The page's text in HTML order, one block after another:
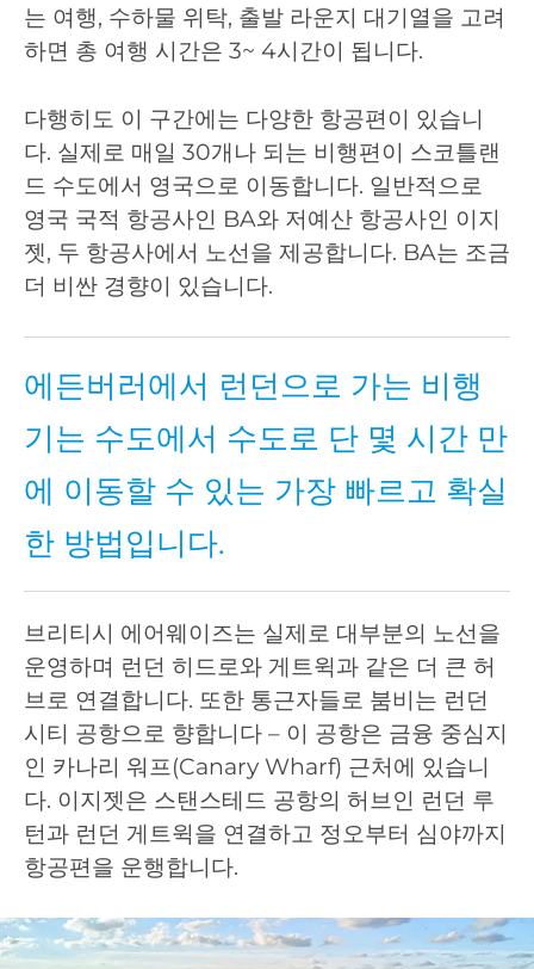
는 여행, 수하물 위탁, 출발 라운지 대기열을 고려
하면 총 여행 시간은 3~ 4시간이 됩니다.
다행히도 이 구간에는 다양한 항공편이 있습니
다. 실제로 매일 30개나 되는 비행편이 스코틀랜
드 수도에서 영국으로 이동합니다. 일반적으로
영국 국적 항공사인 BA와 저예산 항공사인 이지
젯, 두 항공사에서 노선을 제공합니다. BA는 조금
더 비싼 경향이 있습니다.
에든버러에서 런던으로 가는 비행
기는 수도에서 수도로 단 몇 시간 만
에 이동할 수 있는 가장 빠르고 확실
한 방법입니다.
브리티시 에어웨이즈는 실제로 대부분의 노선을
운영하며 런던 히드로와 게트윅과 같은 더 큰 허
브로 연결합니다. 또한 통근자들로 붐비는 런던
시티 공항으로 향합니다 – 이 공항은 금융 중심지
인 카나리 워프(Canary Wharf) 근처에 있습니
다. 이지젯은 스탠스테드 공항의 허브인 런던 루
턴과 런던 게트윅을 연결하고 정오부터 심야까지
항공편을 운행합니다.